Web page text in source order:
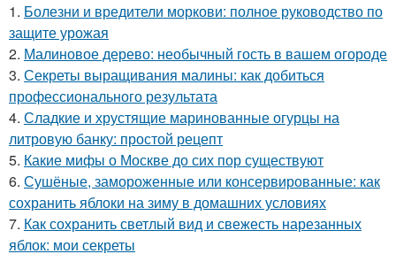
1. Болезни и вредители моркови: полное руководство по
защите урожая
2. Малиновое дерево: необычный гость в вашем огороде
3. Секреты выращивания малины: как добиться
профессионального результата
4. Сладкие и хрустящие маринованные огурцы на
литровую банку: простой рецепт
5. Какие мифы о Москве до сих пор существуют
6. Сушёные, замороженные или консервированные: как
сохранить яблоки на зиму в домашних условиях
7. Как сохранить светлый вид и свежесть нарезанных
яблок: мои секреты